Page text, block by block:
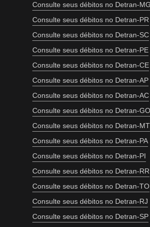
Consulte seus débitos no Detran-MG
Consulte seus débitos no Detran-PR
Consulte seus débitos no Detran-SC
Consulte seus débitos no Detran-PE
Consulte seus débitos no Detran-CE
Consulte seus débitos no Detran-AP
Consulte seus débitos no Detran-AC
Consulte seus débitos no Detran-GO
Consulte seus débitos no Detran-MT
Consulte seus débitos no Detran-PA
Consulte seus débitos no Detran-PI
Consulte seus débitos no Detran-RR
Consulte seus débitos no Detran-TO
Consulte seus débitos no Detran-RJ
Consulte seus débitos no Detran-SP